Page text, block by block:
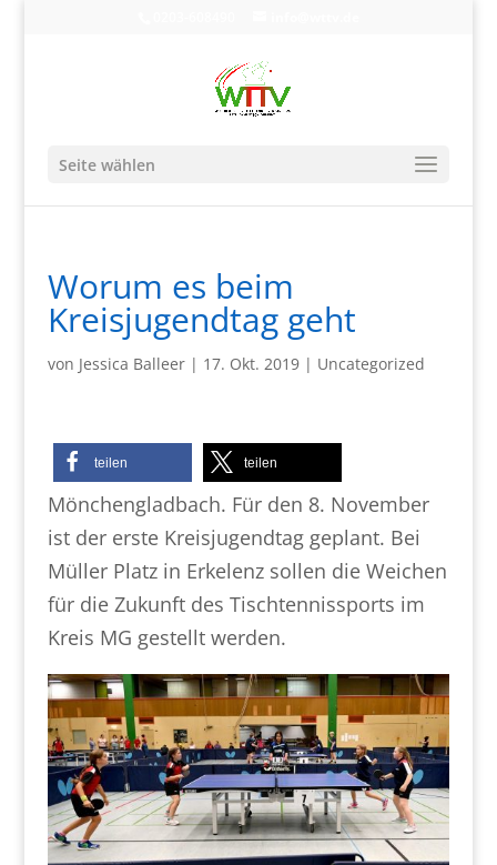
Seite wählen
Worum es beim
Kreisjugendtag geht
von Jessica Balleer| 17. Okt. 2019| Uncategorized
teilen teilen
Mönchengladbach. Für den 8. November
ist der erste Kreisjugendtag geplant. Bei
Müller Platz in Erkelenz sollen die Weichen
für die Zukunft des Tischtennissports im
Kreis MG gestellt werden.